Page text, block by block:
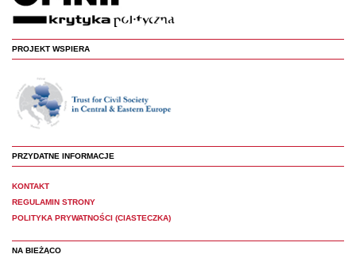
PROJEKT WSPIERA
PRZYDATNE INFORMACJE
KONTAKT
REGULAMIN STRONY
POLITYKA PRYWATNOŚCI (CIASTECZKA)
NA BIEŻĄCO